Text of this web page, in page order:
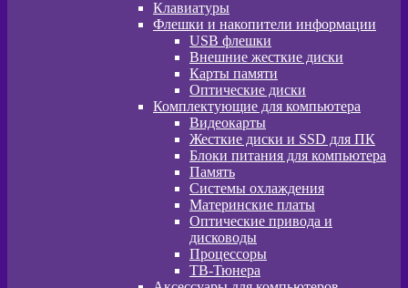
Клавиатуры
Флешки и накопители информации
USB флешки
Внешние жесткие диски
Карты памяти
Оптические диски
Комплектующие для компьютера
Видеокарты
Жесткие диски и SSD для ПК
Блоки питания для компьютера
Память
Системы охлаждения
Материнские платы
Оптические привода и
дисководы
Процессоры
ТВ-Тюнера